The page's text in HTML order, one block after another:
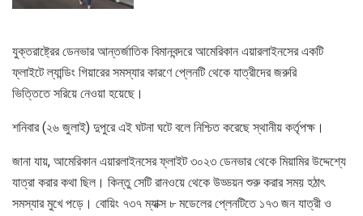
যুক্তরাষ্ট্রের ডেনভার আন্তর্জাতিক বিমানবন্দরে আমেরিকান এয়ারলাইনসের একটি
ফ্লাইটে ল্যান্ডিং গিয়ারের সমস্যার কারণে প্লেনটি থেকে যাত্রীদের জরুরি
ভিত্তিতে সরিয়ে নেওয়া হয়েছে।
শনিবার (২৬ জুলাই) দুপুরে এই ঘটনা ঘটে বলে নিশ্চিত করেছে স্থানীয় কর্তৃপক্ষ।
জানা যায়, আমেরিকান এয়ারলাইনসের ফ্লাইট ৩০২৩ ডেনভার থেকে মিয়ামির উদ্দেশ্যে
যাত্রা করার কথা ছিল। কিন্তু সেটি রানওয়ে থেকে উড্ডয়ন শুরু করার সময় হঠাৎ
সমস্যার মুখে পড়ে। বোয়িং ৭৩৭ ম্যাক্স ৮ মডেলের প্লেনটিতে ১৭৩ জন যাত্রী ও